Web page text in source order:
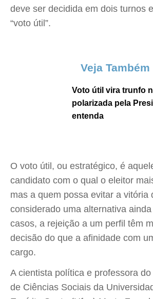
deve ser decidida em dois turnos
“voto útil”.
Veja Também
Voto útil vira trunfo
polarizada pela
entenda
O voto útil, ou estratégico, é
candidato com o qual o eleitor
mas a quem possa evitar a vitória
considerado uma alternativa
casos, a rejeição a um perfil têm
decisão do que a afinidade com
cargo.
A cientista política e professora
de Ciências Sociais da